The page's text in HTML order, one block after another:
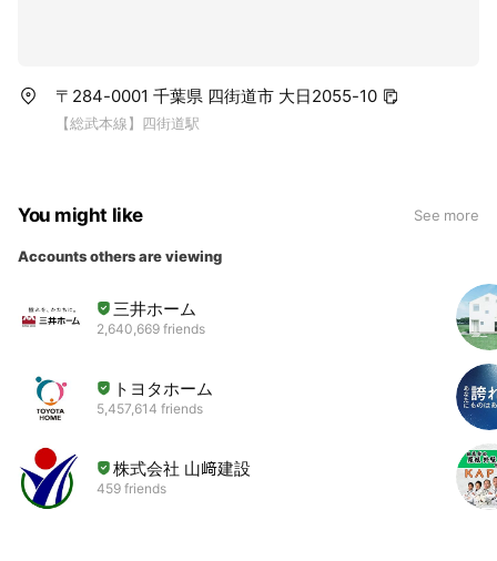
〒284-0001 千葉県 四街道市 大日2055-10
【総武本線】四街道駅
You might like See more
Accounts others are viewing
三井ホーム
2,640,669 friends
トヨタホーム
5,457,614 friends
株式会社 山﨑建設
459 friends